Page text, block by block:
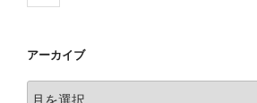
アーカイブ